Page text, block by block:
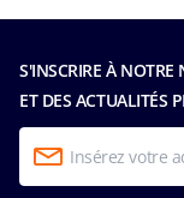
S'INSCRIRE À NOTRE
ET DES ACTUALITÉS